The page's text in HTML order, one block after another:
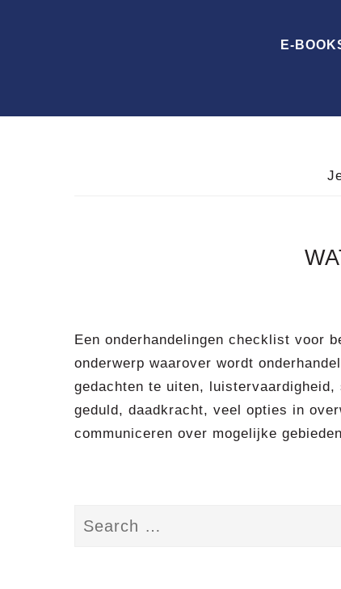
E-
Een onderhandelingen checklist voor
onderwerp waarover wordt
gedachten te uiten,
geduld, daadkracht, veel opties in
communiceren over mogelijke